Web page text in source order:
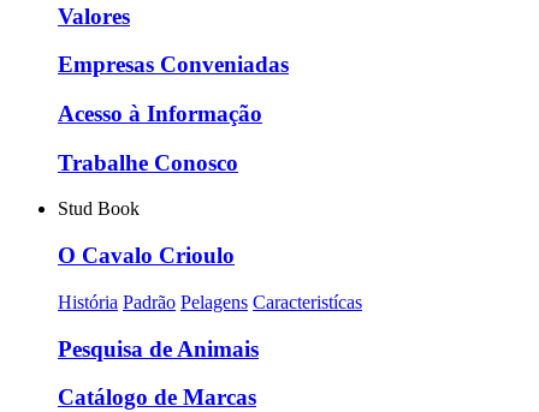
Valores
Empresas Conveniadas
Acesso à Informação
Trabalhe Conosco
Stud Book
O Cavalo Crioulo
História Padrão Pelagens Caracteristícas
Pesquisa de Animais
Catálogo de Marcas